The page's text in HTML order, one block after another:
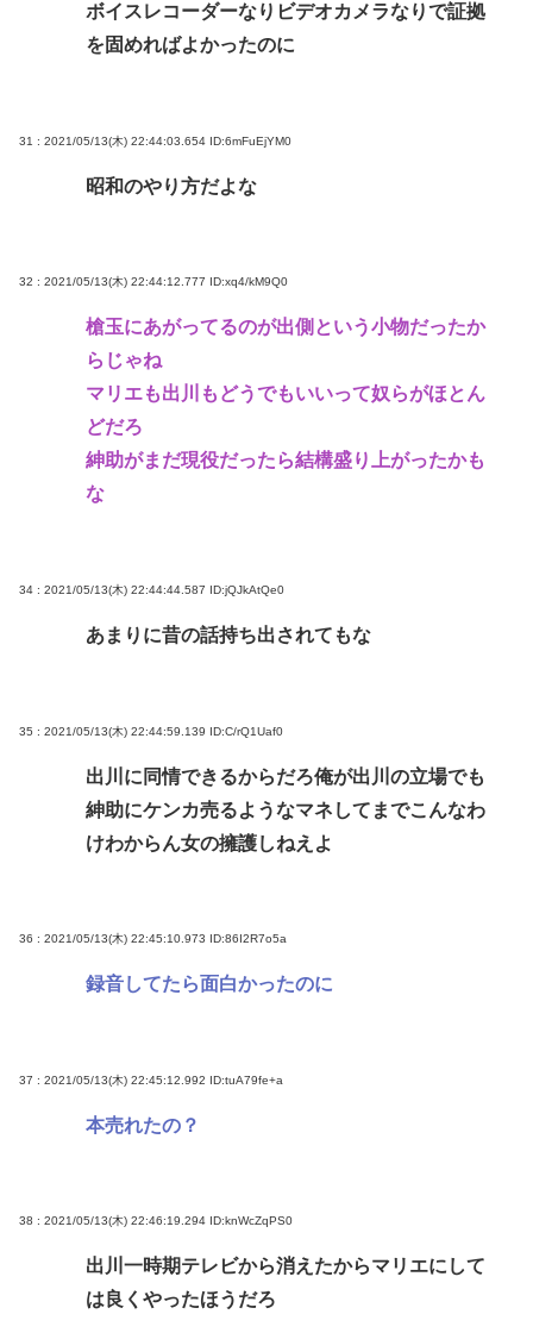
ボイスレコーダーなりビデオカメラなりで証拠
を固めればよかったのに
31 : 2021/05/13(木) 22:44:03.654 ID:6mFuEjYM0
昭和のやり方だよな
32 : 2021/05/13(木) 22:44:12.777 ID:xq4/kM9Q0
槍玉にあがってるのが出側という小物だったか
らじゃね
マリエも出川もどうでもいいって奴らがほとん
どだろ
紳助がまだ現役だったら結構盛り上がったかも
な
34 : 2021/05/13(木) 22:44:44.587 ID:jQJkAtQe0
あまりに昔の話持ち出されてもな
35 : 2021/05/13(木) 22:44:59.139 ID:C/rQ1Uaf0
出川に同情できるからだろ俺が出川の立場でも
紳助にケンカ売るようなマネしてまでこんなわ
けわからん女の擁護しねえよ
36 : 2021/05/13(木) 22:45:10.973 ID:86I2R7o5a
録音してたら面白かったのに
37 : 2021/05/13(木) 22:45:12.992 ID:tuA79fe+a
本売れたの？
38 : 2021/05/13(木) 22:46:19.294 ID:knWcZqPS0
出川一時期テレビから消えたからマリエにして
は良くやったほうだろ